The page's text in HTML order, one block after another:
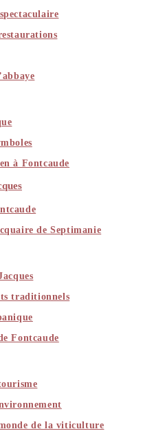
à Fontcaude
de Septimanie
traditionnels
Fontcaude
de la viticulture